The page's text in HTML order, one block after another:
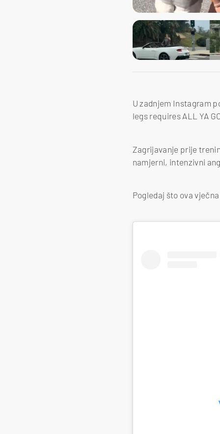
U zadnjem Instagram
legs requires ALL YA
Zagrijavanje prije
namjerni, intenzivni
Pogledaj što ova